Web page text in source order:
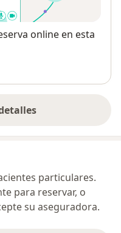
online en esta
la dirección
particulares.
para reservar, o
su aseguradora.